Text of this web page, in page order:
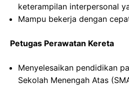
keterampilan interpersonal
Mampu bekerja dengan
Petugas Perawatan Kereta
Menyelesaikan pendidikan
Sekolah Menengah Atas